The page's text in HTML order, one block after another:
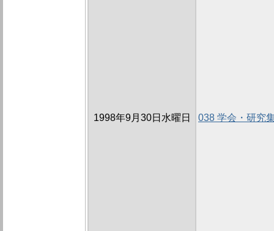
1998年9月30日水曜日 038 学会・研究